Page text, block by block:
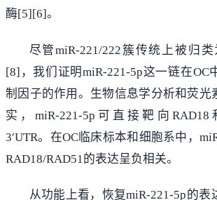
酶[5][6]。
尽管miR-221/222簇传统上被归
[8]，我们证明miR-221-5p这一链在OC
制因子的作用。生物信息学分析和荧光
实，miR-221-5p可直接靶向RAD18
3′UTR。在OC临床标本和细胞系中，
RAD18/RAD51的表达呈负相关。
从功能上看，恢复miR-221-5p的表